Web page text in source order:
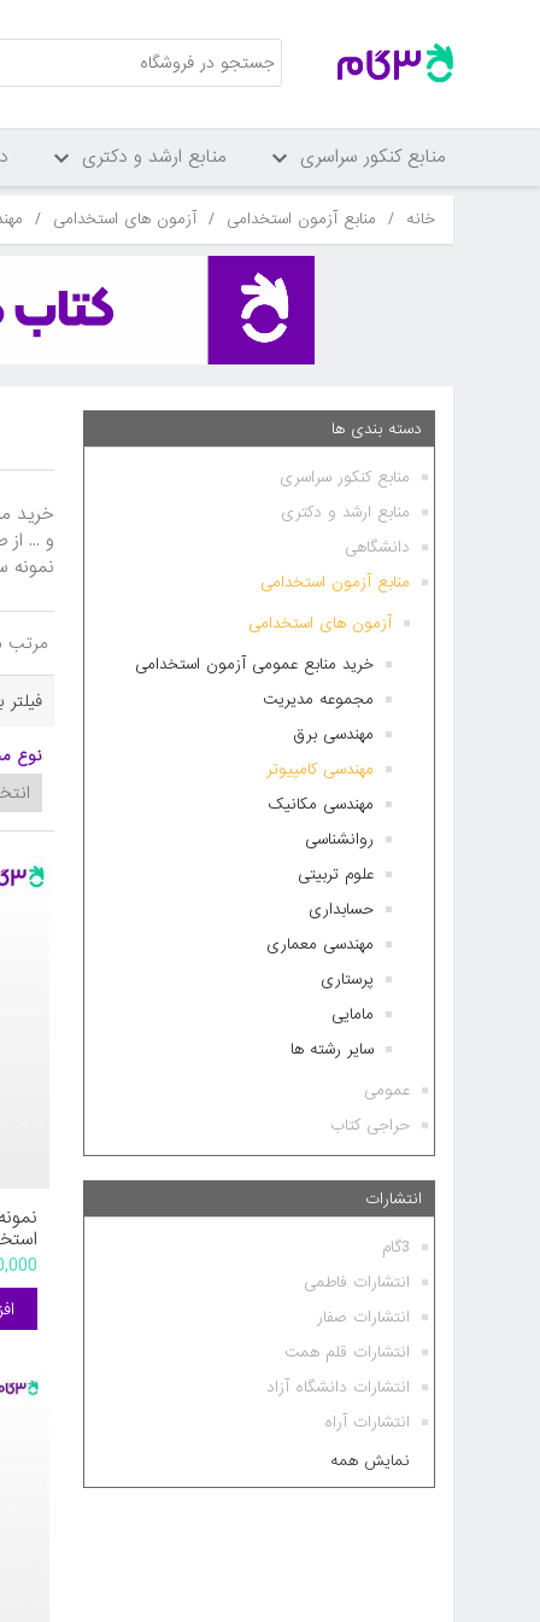
منابع کنکور سراسری منابع ارشد و دکتری
خانه / منابع آزمون استخدامی / آزمون های استخدامی /
دسته بندی ها
منابع کنکور سراسری
منابع ارشد و دکتری
دانشگاهی
منابع آزمون استخدامی
آزمون های استخدامی
خرید منابع عمومی آزمون استخدامی
مجموعه مدیریت
مهندسی برق
مهندسی کامپیوتر
مهندسی مکانیک
روانشناسی
علوم تربیتی
حسابداری
مهندسی معماری
پرستاری
مامایی
سایر رشته ها
عمومی
حراجی کتاب
انتشارات
3گام
انتشارات فاطمی
انتشارات صفار
انتشارات قلم همت
انتشارات دانشگاه آزاد
انتشارات آراه
نمایش همه
خرید
نمونه
مرتب
نوع